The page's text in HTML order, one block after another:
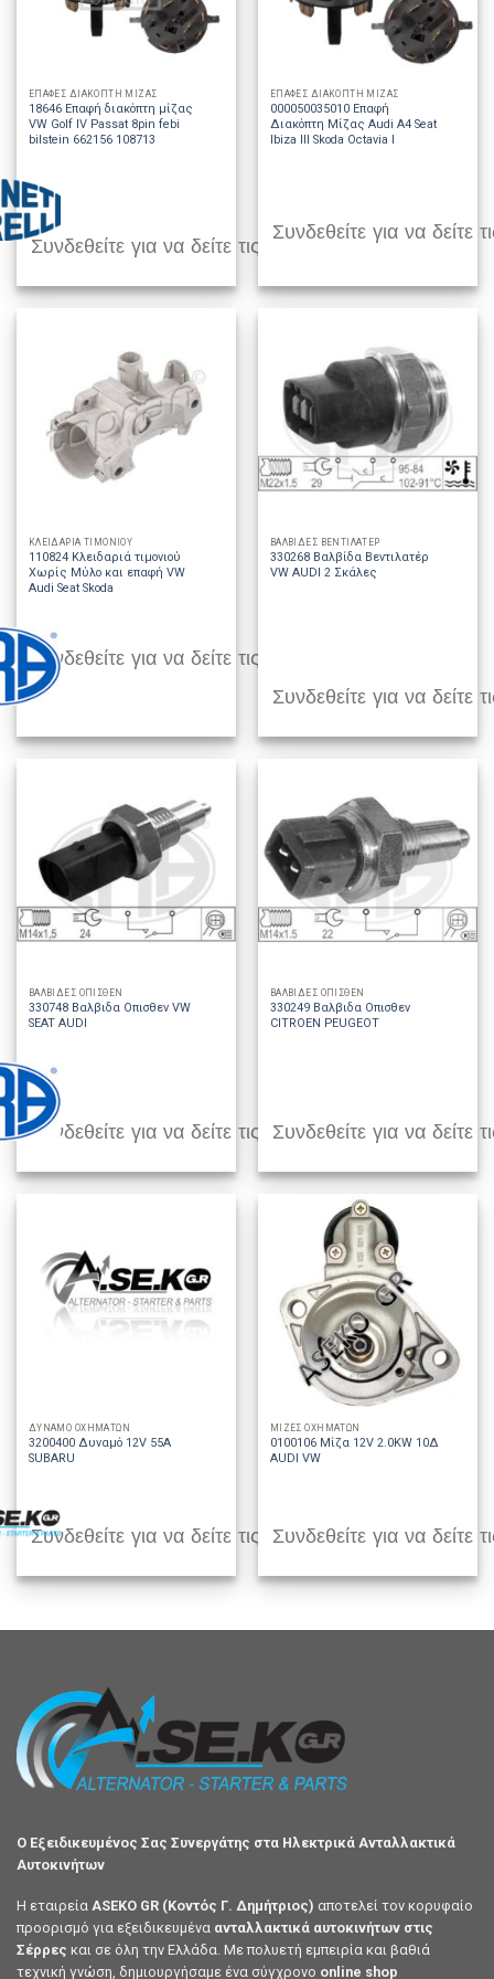
ΕΠΑΦΕΣ ΔΙΑΚΟΠΤΗ ΜΙΖΑΣ
18646 Επαφή διακόπτη μίζας
VW Golf IV Passat 8pin febi
bilstein 662156 108713
Συνδεθείτε για να δείτε τις τιμές
ΕΠΑΦΕΣ ΔΙΑΚΟΠΤΗ ΜΙΖΑΣ
000050035010 Επαφή
Διακόπτη Μίζας Audi A4 Seat
Ibiza III Skoda Octavia I
Συνδεθείτε για να δείτε
ΚΛΕΙΔΑΡΙΑ ΤΙΜΟΝΙΟΥ
110824 Κλειδαριά τιμονιού
Χωρίς Μύλο και επαφή VW
Audi Seat Skoda
Συνδεθείτε για να δείτε τις τιμές
ΒΑΛΒΙΔΕΣ ΒΕΝΤΙΛΑΤΕΡ
330268 Βαλβίδα Βεντιλατέρ
VW AUDI 2 Σκάλες
Συνδεθείτε για να δείτε
ΒΑΛΒΙΔΕΣ ΟΠΙΣΘΕΝ
330748 Βαλβιδα Οπισθεν VW
SEAT AUDI
Συνδεθείτε για να δείτε τις τιμές
ΒΑΛΒΙΔΕΣ ΟΠΙΣΘΕΝ
330249 Βαλβιδα Οπισθεν
CITROEN PEUGEOT
Συνδεθείτε για να δείτε
ΔΥΝΑΜΟ ΟΧΗΜΑΤΩΝ
3200400 Δυναμό 12V 55A
SUBARU
Συνδεθείτε για να δείτε τις τιμές
ΜΙΖΕΣ ΟΧΗΜΑΤΩΝ
0100106 Μίζα 12V 2.0KW 10Δ
AUDI VW
Συνδεθείτε για να δείτε
Ο Εξειδικευμένος Σας Συνεργάτης στα Ηλεκτρικά Ανταλλακτικά
Αυτοκινήτων
Η εταιρεία ASEKO GR (Κοντός Γ. Δημήτριος) αποτελεί τον κορυφαίο
προορισμό για εξειδικευμένα ανταλλακτικά αυτοκινήτων στις
Σέρρες και σε όλη την Ελλάδα. Με πολυετή εμπειρία και βαθιά
τεχνική γνώση, δημιουργήσαμε ένα σύγχρονο online shop